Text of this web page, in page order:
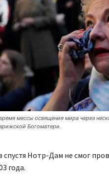
мессы освящения мира через
Богоматери.
спустя Нотр-Дам не смог
года.